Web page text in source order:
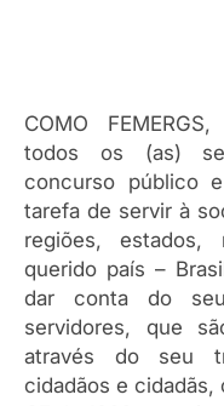
COMO
todos os (as)
concurso público
tarefa de servir à
regiões,
querido país –
dar conta do
servidores, que
através do seu
cidadãos e